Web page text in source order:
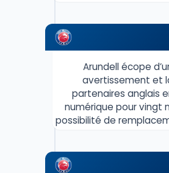
Arundell écope
avertissement et
partenaires anglais
numérique pour vingt
possibilité de